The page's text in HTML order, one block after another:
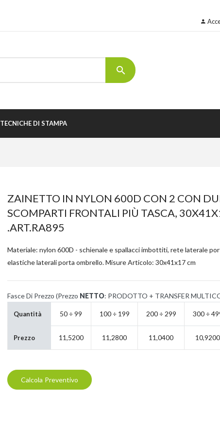
TECNICHE DI STAMPA
ZAINETTO IN NYLON 600D CON 2 CON
SCOMPARTI FRONTALI PIÙ TASCA,
.ART.RA895
Materiale: nylon 600D - schienale e spallacci imbottiti, rete laterale
elastiche laterali porta ombrello. Misure Articolo: 30x41x17 cm
Fasce Di Prezzo (Prezzo NETTO: PRODOTTO + TRANSFER
Quantità 50 ÷ 99 100 ÷ 199 200 ÷ 299 300 ÷
Prezzo 11,5200 11,2800 11,0400 10,9200
Calcola Preventivo